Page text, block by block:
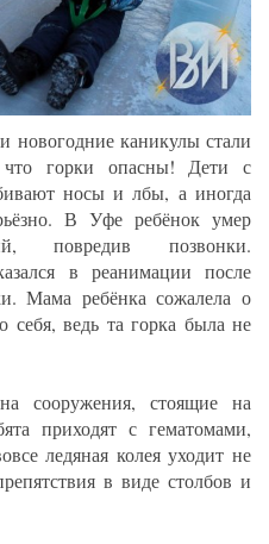
новогодние каникулы стали
что горки опасны! Дети с
носы и лбы, а иногда
В Уфе ребёнок умер
повредив позвонки.
в реанимации после
Мама ребёнка сожалела о
себя, ведь та горка была не
сооружения, стоящие на
приходят с гематомами,
ледяная колея уходит не
в виде столбов и